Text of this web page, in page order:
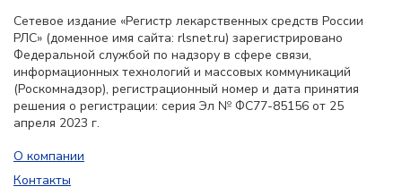
Сетевое издание «Регистр лекарственных средств России
РЛС» (доменное имя сайта: rlsnet.ru) зарегистрировано
Федеральной службой по надзору в сфере связи,
информационных технологий и массовых коммуникаций
(Роскомнадзор), регистрационный номер и дата принятия
решения о регистрации: серия Эл № ФС77-85156 от 25
апреля 2023 г.
О компании
Контакты